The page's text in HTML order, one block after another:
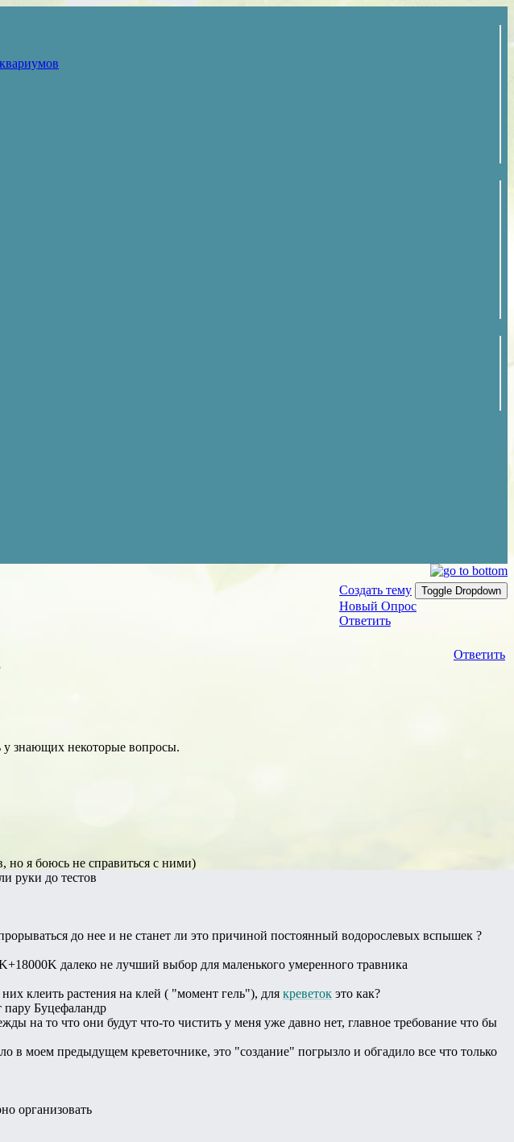
Создать тему
Toggle Dropdown
Новый Опрос
Ответить
Ответить
у знающих некоторые вопросы.
но я боюсь не справиться с ними)
руки до тестов
до нее и не станет ли это причиной постоянный водорослевых вспышек ?
далеко не лучший выбор для маленького умеренного травника
клеить растения на клей ( "момент гель"), для креветок это как?
пару Буцефаландр
на то что они будут что-то чистить у меня уже давно нет, главное требование что бы
в моем предыдущем креветочнике, это "создание" погрызло и обгадило все что только
организовать